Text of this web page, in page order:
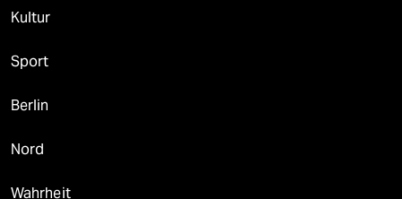
Kultur
Sport
Berlin
Nord
Wahrheit